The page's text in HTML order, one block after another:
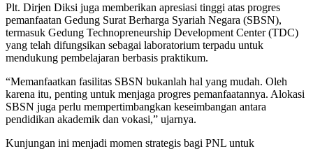
Plt. Dirjen Diksi juga memberikan apresiasi tinggi atas progres
pemanfaatan Gedung Surat Berharga Syariah Negara (SBSN),
termasuk Gedung Technopreneurship Development Center (TDC)
yang telah difungsikan sebagai laboratorium terpadu untuk
mendukung pembelajaran berbasis praktikum.
“Memanfaatkan fasilitas SBSN bukanlah hal yang mudah. Oleh
karena itu, penting untuk menjaga progres pemanfaatannya. Alokasi
SBSN juga perlu mempertimbangkan keseimbangan antara
pendidikan akademik dan vokasi,” ujarnya.
Kunjungan ini menjadi momen strategis bagi PNL untuk